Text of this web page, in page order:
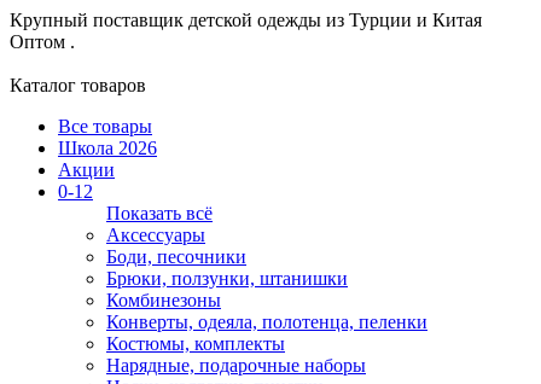
Крупный поставщик детской одежды из Турции и Китая
Оптом .
Каталог товаров
Все товары
Школа 2026
Акции
0-12
Показать всё
Аксессуары
Боди, песочники
Брюки, ползунки, штанишки
Комбинезоны
Конверты, одеяла, полотенца, пеленки
Костюмы, комплекты
Нарядные, подарочные наборы